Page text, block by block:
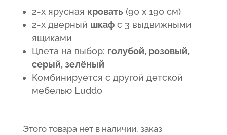
2-х ярусная кровать (90 x 190 см)
2-х дверный шкафс 3 выдвижными
ящиками
Цвета на выбор: голубой, розовый,
серый, зелёный
Комбинируется с другой детской
мебелью Luddo
Этого товара нет в наличии, заказ